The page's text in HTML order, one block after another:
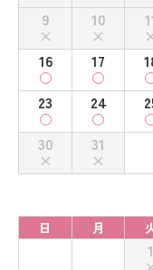
9
10
16
17
23
24
30
31
日 月
1